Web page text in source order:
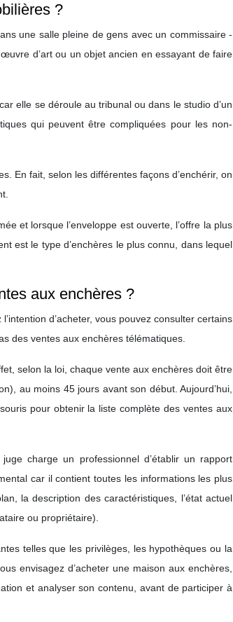
?
une salle pleine de gens avec un commissaire -
d’art ou un objet ancien en essayant de faire
elle se déroule au tribunal ou dans le studio d’un
qui peuvent être compliquées pour les non-
En fait, selon les différentes façons d’enchérir, on
et lorsque l’enveloppe est ouverte, l’offre la plus
est le type d’enchères le plus connu, dans lequel
aux enchères ?
d’acheter, vous pouvez consulter certains
des ventes aux enchères télématiques.
selon la loi, chaque vente aux enchères doit être
au moins 45 jours avant son début. Aujourd’hui,
pour obtenir la liste complète des ventes aux
charge un professionnel d’établir un rapport
car il contient toutes les informations les plus
la description des caractéristiques, l’état actuel
ou propriétaire).
telles que les privilèges, les hypothèques ou la
envisagez d’acheter une maison aux enchères,
et analyser son contenu, avant de participer à